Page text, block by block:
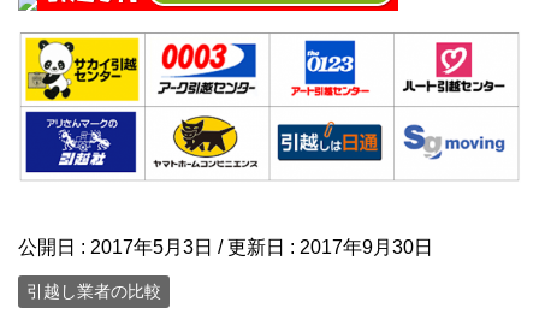
公開日 : 2017年5月3日 / 更新日 : 2017年9月30日
引越し業者の比較